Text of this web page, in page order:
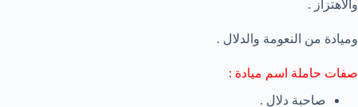
والاهتزاز .
وميادة من النعومة والدلال .
صفات حاملة اسم ميادة :
صاحبة دلال .